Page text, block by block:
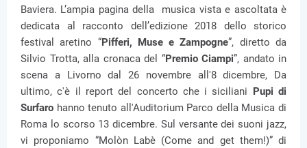
Baviera. L’ampia pagina della musica vista e ascoltata è
dedicata al racconto dell’edizione 2018 dello storico
festival aretino “Pifferi, Muse e Zampogne”, diretto da
Silvio Trotta, alla cronaca del “Premio Ciampi”, andato in
scena a Livorno dal 26 novembre all'8 dicembre, Da
ultimo, c'è il report del concerto che i siciliani
Pupi di
Surfaro hanno tenuto all'Auditorium Parco della Musica di
Roma lo scorso 13 dicembre. Sul versante dei suoni jazz,
vi proponiamo “Molòn Labè (Come and get them!)” di